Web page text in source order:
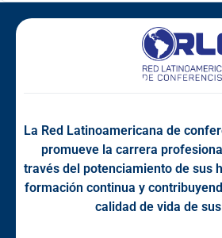
La Red Latinoamericana de
promueve la carrera
través del potenciamiento de sus
formación continua y
calidad de vida de